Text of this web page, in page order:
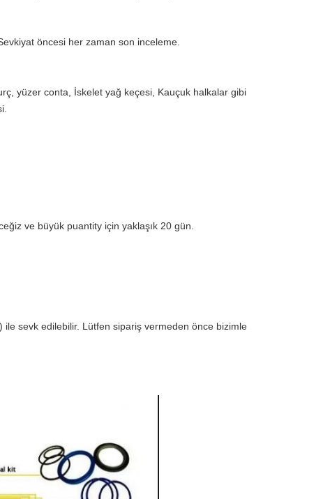
öncesi her zaman son inceleme.
yüzer conta, İskelet yağ keçesi, Kauçuk halkalar gibi
ve büyük puantity için yaklaşık 20 gün.
sevk edilebilir. Lütfen sipariş vermeden önce bizimle